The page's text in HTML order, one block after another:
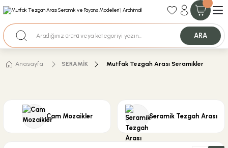
35+ Yıllık Tecrübe
Nakit Ödemeli Özel Fiyatlar için Bizden Teklif Alabilirsiniz.
ARA
Anasayfa SERAMİK Mutfak Tezgah Arası Seramikler
Cam Mozaikler Seramik Tezgah Arası